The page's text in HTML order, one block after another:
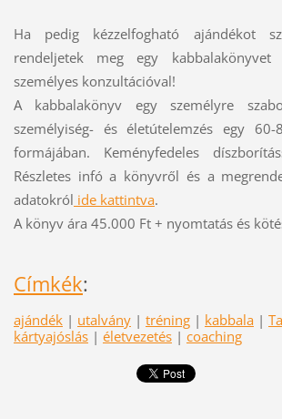
Ha pedig kézzelfogható ajándékot
rendeljetek meg egy
személyes konzultációval!
A kabbalakönyv egy személyre
személyiség- és életútelemzés egy
formájában. Keményfedeles
Részletes infó a könyvről és a
adatokról ide kattintva.
A könyv ára 45.000 Ft + nyomtatás és
Címkék:
ajándék | utalvány | tréning | kabbala |
kártyajóslás | életvezetés | coaching